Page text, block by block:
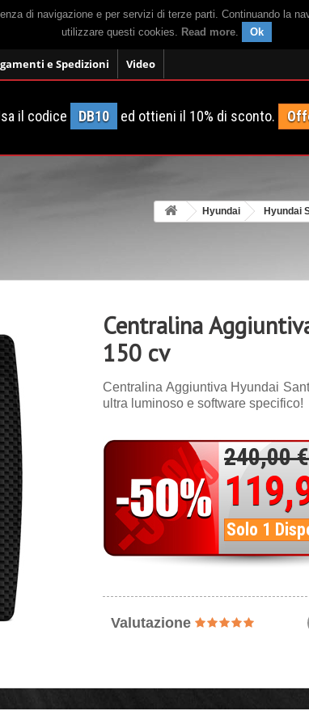
di navigazione e per servizi di terze parti. Continuando la
utilizzare questi cookies. Read more. Ok
e Spedizioni Video
il codice DB10 ed ottieni il 10% di sconto.
Hyundai Hyundai
Centralina
150 cv
Centralina Aggiuntiva Hyundai
ultra luminoso e software specifico!
240,00 €
Solo 1
Valutazione